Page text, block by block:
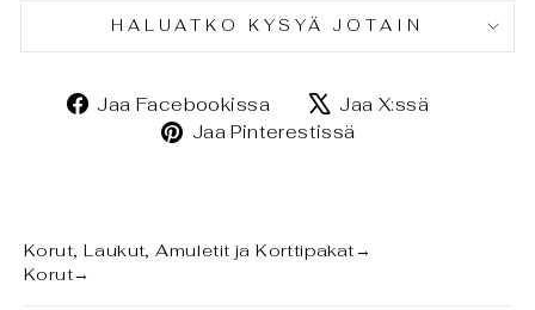
HALUATKO KYSYÄ JOTAIN
Jaa Facebookissa
Jaa
Facebookissa
Jaa X:ssä
Jaa Pinterestissä
Korut, Laukut, Amuletit ja Korttipakat→
Korut→